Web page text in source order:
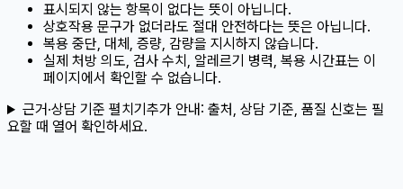
표시되지 않는 항목이 없다는 뜻이 아닙니다.
상호작용 문구가 없더라도 절대 안전하다는 뜻은 아닙니다.
복용 중단, 대체, 증량, 감량을 지시하지 않습니다.
실제 처방 의도, 검사 수치, 알레르기 병력, 복용 시간표는 이
페이지에서 확인할 수 없습니다.
근거·상담 기준 펼치기추가 안내: 출처, 상담 기준, 품질 신호는 필
요할 때 열어 확인하세요.